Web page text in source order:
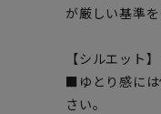
が厳しい基準
【シルエット
■ゆとり感には
さい。